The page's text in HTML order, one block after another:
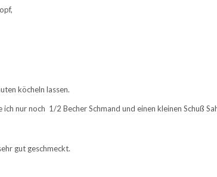
köcheln lassen.
nur noch 1/2 Becher Schmand und einen kleinen Schuß
gut geschmeckt.